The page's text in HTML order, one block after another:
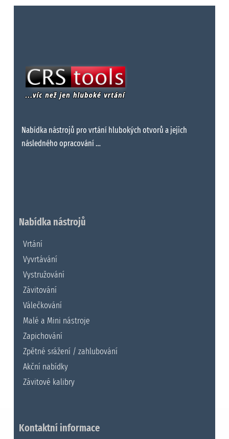
Nabídka nástrojů pro vrtání hlubokých otvorů a jejich
následného opracování …
Nabídka nástrojů
Vrtání
Vyvrtávání
Vystružování
Závitování
Válečkování
Malé a Mini nástroje
Zapichování
Zpětné srážení / zahlubování
Akční nabídky
Závitové kalibry
Kontaktní informace